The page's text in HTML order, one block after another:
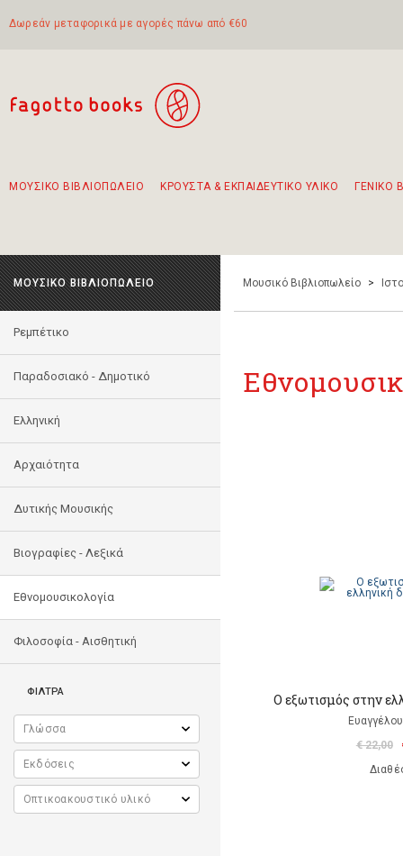
Δωρεάν μεταφορικά με αγορές πάνω από €60
ΜΟΥΣΙΚΟ ΒΙΒΛΙΟΠΩΛΕΙΟ ΚΡΟΥΣΤΑ & ΕΚΠΑΙΔΕΥΤΙΚΟ ΥΛΙΚΟ ΓΕΝΙΚΟ
ΜΟΥΣΙΚΟ ΒΙΒΛΙΟΠΩΛΕΙΟ
Ρεμπέτικο
Παραδοσιακό - Δημοτικό
Ελληνική
Αρχαιότητα
Δυτικής Μουσικής
Βιογραφίες - Λεξικά
Εθνομουσικολογία
Φιλοσοφία - Αισθητική
ΦΙΛΤΡΑ
Μουσικό Βιβλιοπωλείο >
Ο εξωτισμός στην
€ 22,00